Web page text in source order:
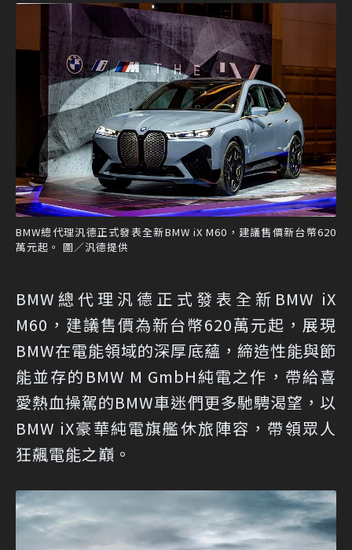
BMW總代理汎德正式發表全新BMW iX M60，建議售價新台幣620
萬元起。 圖／汎德提供
BMW總代理汎德正式發表全新BMW iX
M60，建議售價為新台幣620萬元起，展現
BMW在電能領域的深厚底蘊，締造性能與節
能並存的BMW M GmbH純電之作，帶給喜
愛熱血操駕的BMW車迷們更多馳騁渴望，以
BMW iX豪華純電旗艦休旅陣容，帶領眾人
狂飆電能之巔。